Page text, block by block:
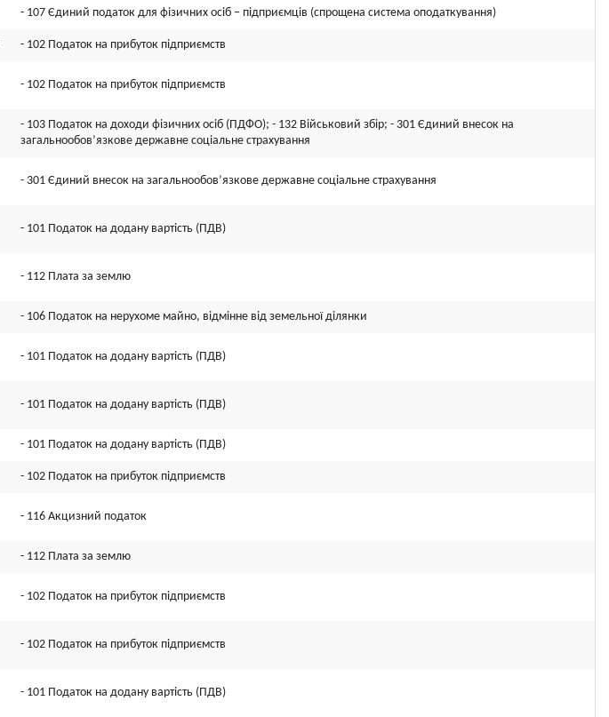
- 107 Єдиний податок для фізичних осіб – підприємців (спрощена система оподаткування)
- 102 Податок на прибуток підприємств
- 102 Податок на прибуток підприємств
- 103 Податок на доходи фізичних осіб (ПДФО); - 132 Військовий збір; - 301 Єдиний внесок на
загальнообов’язкове державне соціальне страхування
- 301 Єдиний внесок на загальнообов’язкове державне соціальне страхування
- 101 Податок на додану вартість (ПДВ)
- 112 Плата за землю
- 106 Податок на нерухоме майно, відмінне від земельної ділянки
- 101 Податок на додану вартість (ПДВ)
- 101 Податок на додану вартість (ПДВ)
- 101 Податок на додану вартість (ПДВ)
- 102 Податок на прибуток підприємств
- 116 Акцизний податок
- 112 Плата за землю
- 102 Податок на прибуток підприємств
- 102 Податок на прибуток підприємств
- 101 Податок на додану вартість (ПДВ)